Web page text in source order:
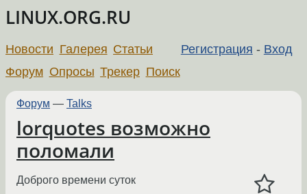
LINUX.ORG.RU
Регистрация - Вход
Новости Галерея Статьи
Форум Опросы Трекер Поиск
Форум — Talks
lorquotes возможно
поломали
Доброго времени суток